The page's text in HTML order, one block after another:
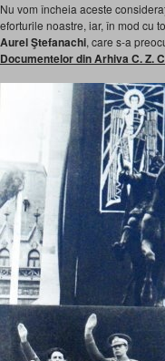
Nu vom încheia aceste
eforturile noastre, iar, în mod cu
Aurel Ştefanachi, care s-a
Documentelor din Arhiva C. Z.